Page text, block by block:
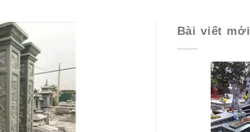
Bài viết mới